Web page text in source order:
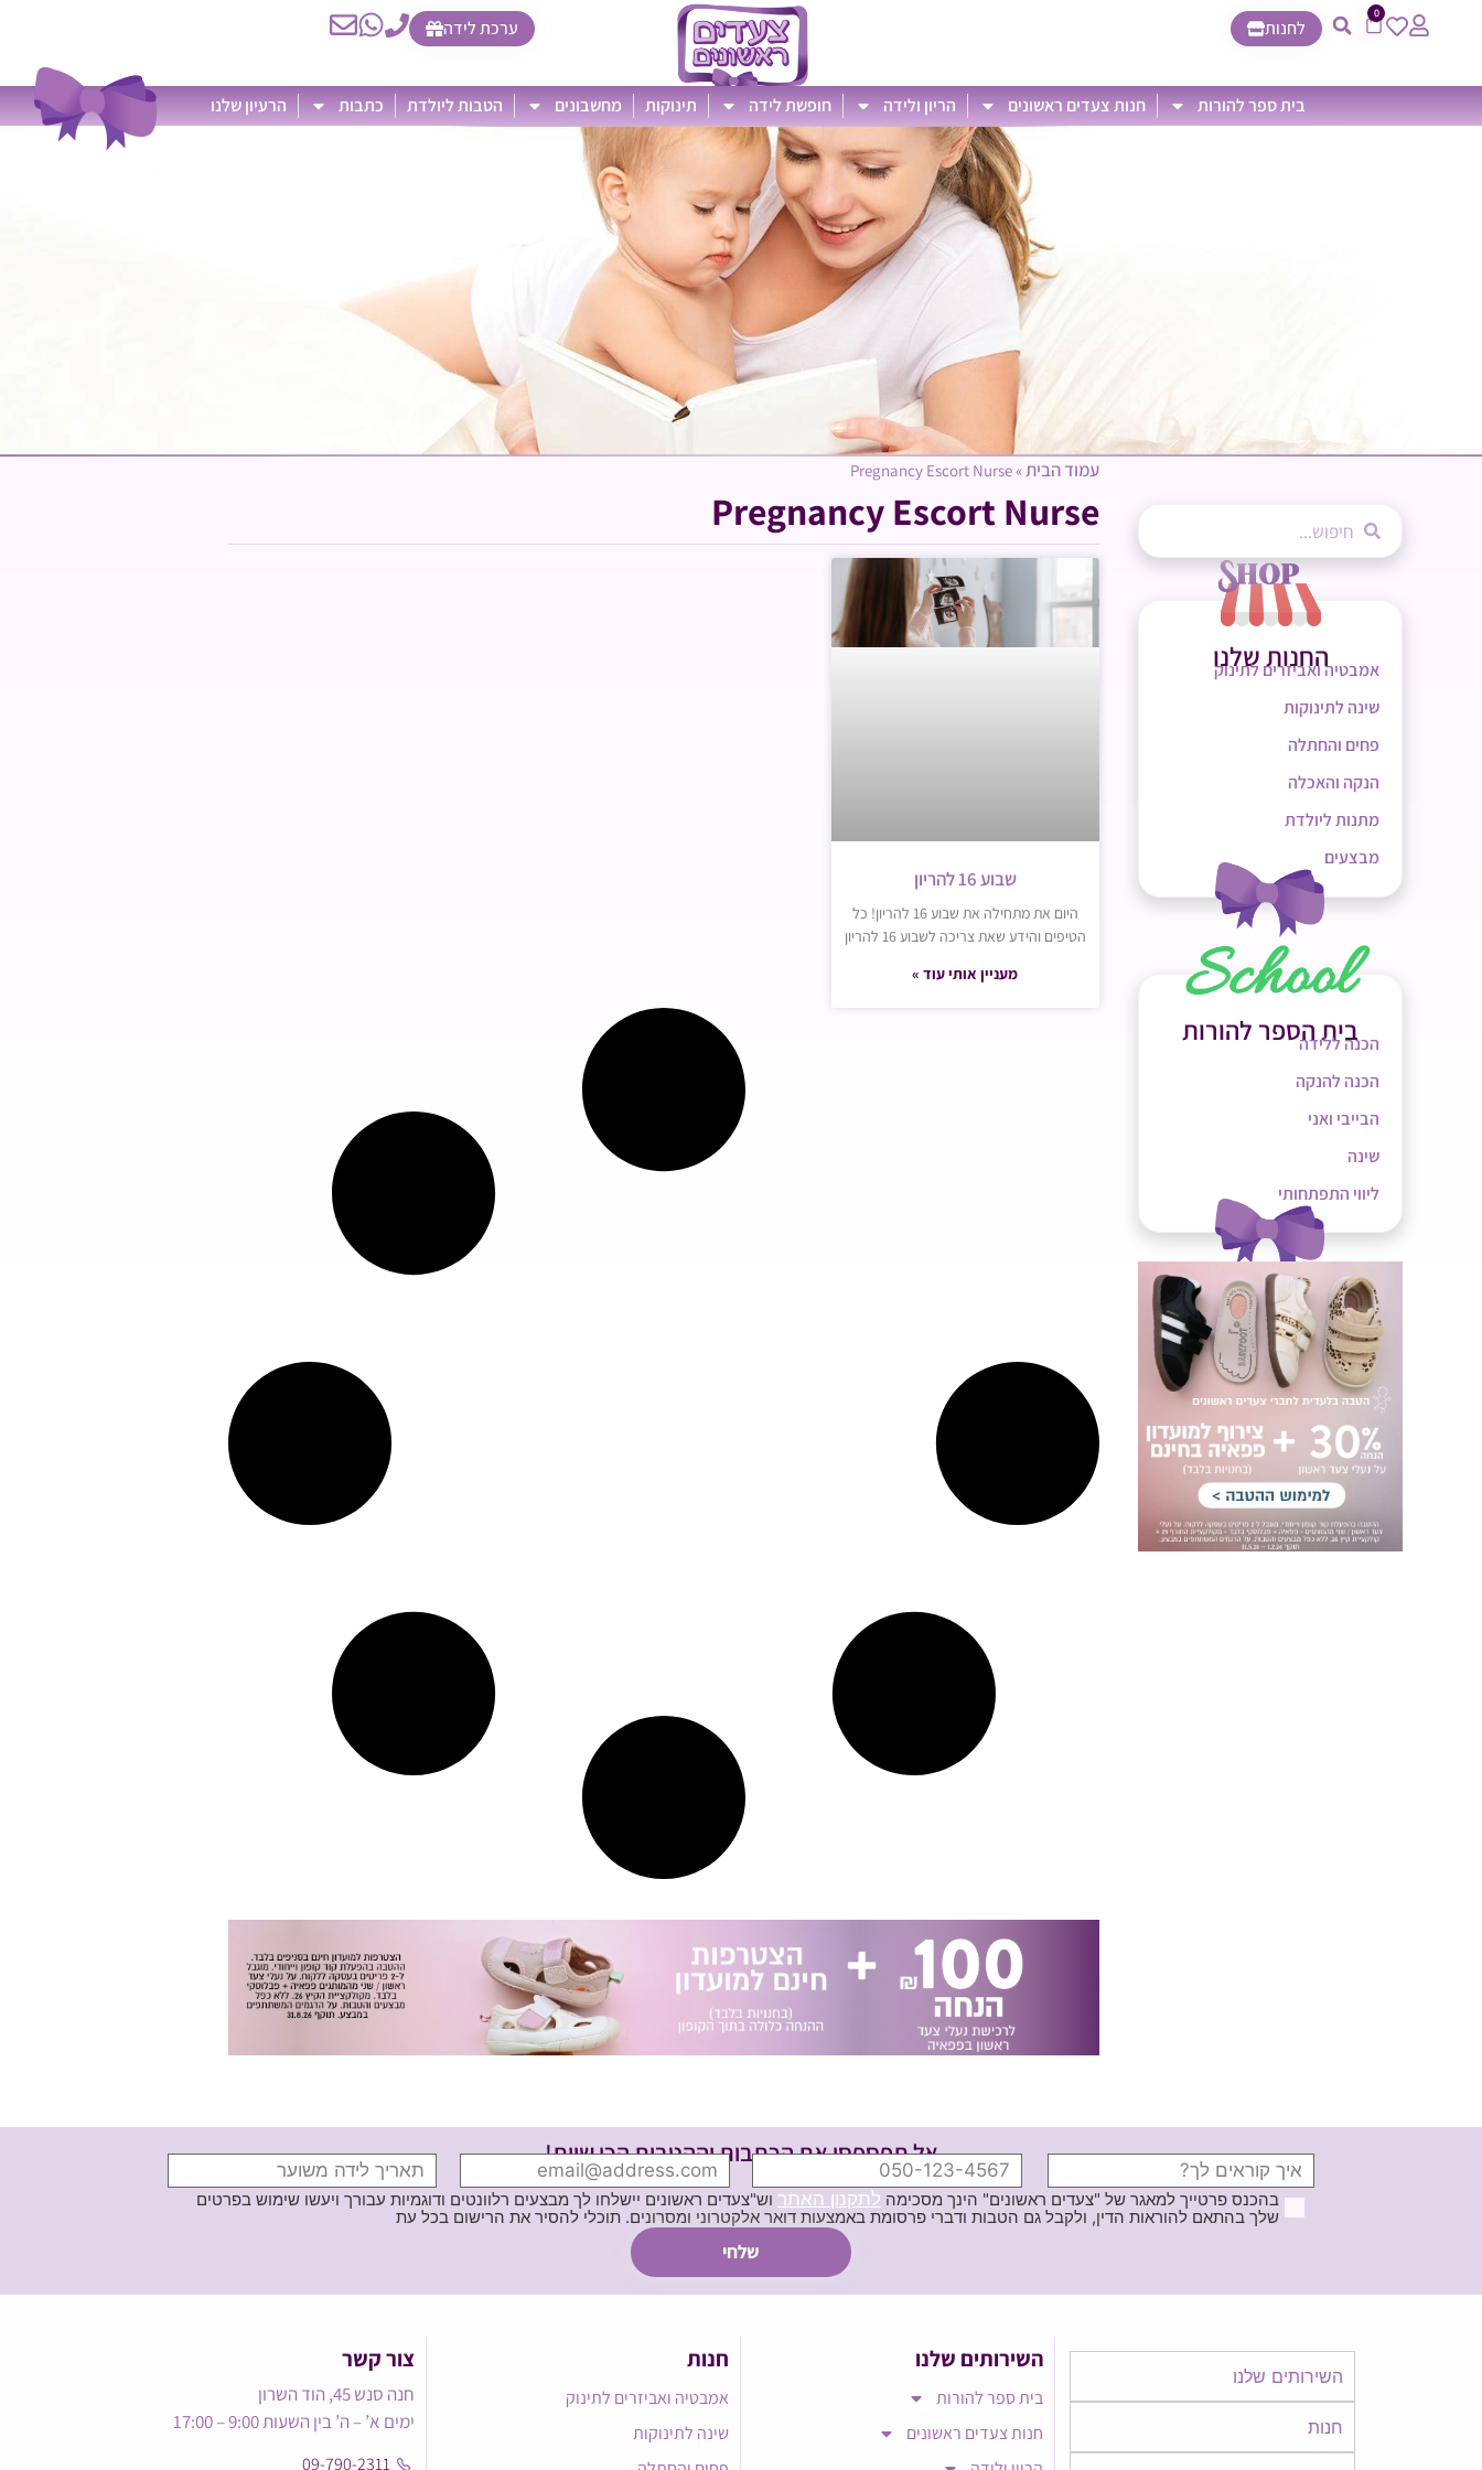
0
לחנות ערכת לידה
בית ספר להורות חנות צעדים ראשונים הריון ולידה חופשת לידה תינוקות מחשבונים הטבות ליולדת כתבות הרעיון שלנו
החנות שלנו
אמבטיה ואביזרים לתינוק
שינה לתינוקות
פחים והחתלה
הנקה והאכלה
מתנות ליולדת
מבצעים
בית הספר להורות
הכנה ללידה
הכנה להנקה
הבייבי ואני
שינה
ליווי התפתחותי
עמוד הבית»
Pregnancy Escort Nurse
Pregnancy Escort Nurse
שבוע 16 להריון
היום את מתחילה את שבוע 16 להריון! כל
הטיפים והידע שאת צריכה לשבוע 16 להריון
מעניין אותי עוד »
אל תפספסי את הכתבות וההטבות הכי שוות!
בהכנס פרטייך למאגר של "צעדים ראשונים" הינך מסכימה לתקנון האתר וש"צעדים ראשונים יישלחו לך מבצעים רלוונטים ודוגמיות עבורך ויעשו שימוש בפרטים
שלך בהתאם להוראות הדין, ולקבל גם הטבות ודברי פרסומת באמצעות דואר אלקטרוני ומסרונים. תוכלי להסיר את הרישום בכל עת
השירותים שלנו
חנות
השירותים שלנו
בית ספר להורות
חנות צעדים ראשונים
חנות
אמבטיה ואביזרים לתינוק
שינה לתינוקות
צור קשר
חנה סנש 45, הוד השרון
ימים א’ – ה’ בין השעות 9:00 – 17:00
09-790-2311